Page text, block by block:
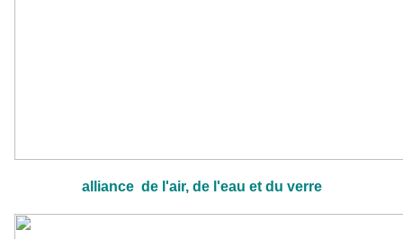
alliance de l'air, de l'eau et du verre